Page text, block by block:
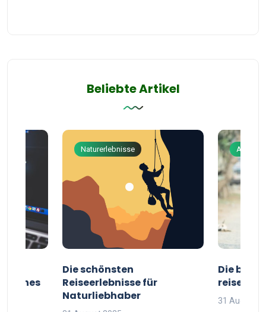
Beliebte Artikel
deines
Naturerlebnisse
Die schönsten
Reiseerlebnisse für
Naturliebhaber
Die
reisende
31 August